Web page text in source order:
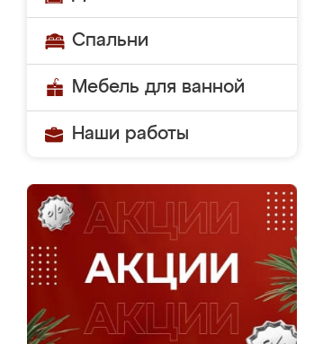
Спальни
Мебель для ванной
Наши работы